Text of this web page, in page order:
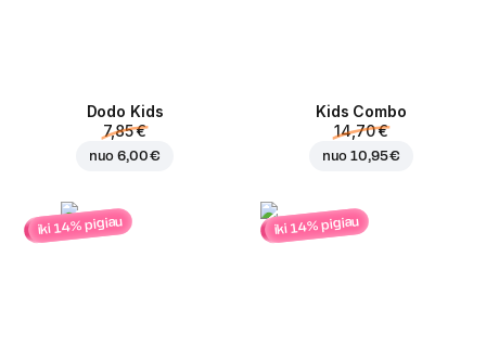
Dodo Kids
7,85 €
nuo6,00 €
Kids Combo
14,70 €
nuo10,95 €
iki 14% pigiau iki 14% pigiau